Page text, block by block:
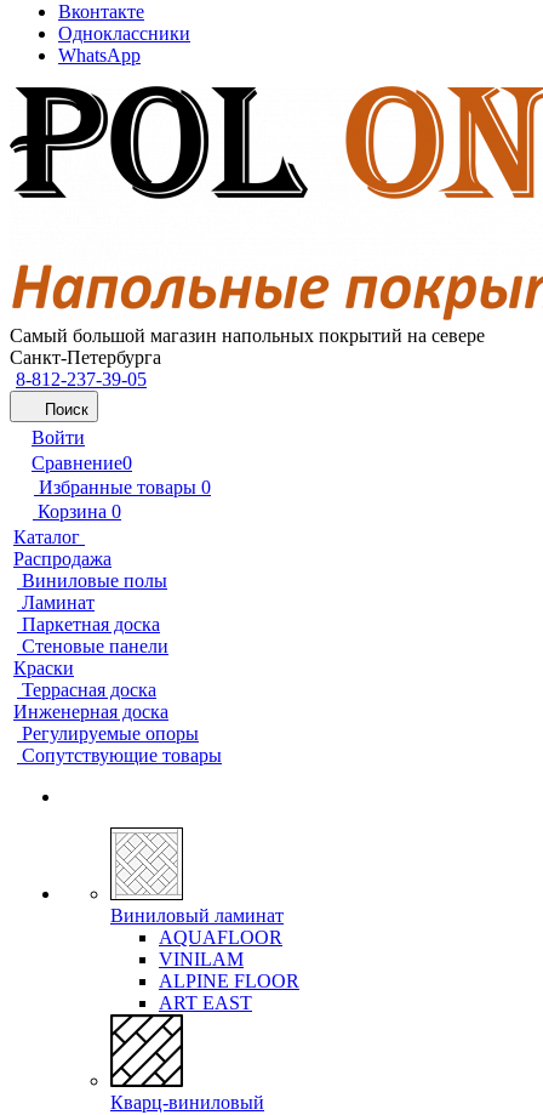
Вконтакте
Одноклассники
WhatsApp
Самый большой магазин напольных покрытий на севере
Санкт-Петербурга
8-812-237-39-05
Поиск
Войти
Сравнение0
Избранные товары 0
Корзина 0
Каталог
Распродажа
Виниловые полы
Ламинат
Паркетная доска
Стеновые панели
Краски
Террасная доска
Инженерная доска
Регулируемые опоры
Сопутствующие товары
Виниловый ламинат
AQUAFLOOR
VINILAM
ALPINE FLOOR
ART EAST
Кварц-виниловый